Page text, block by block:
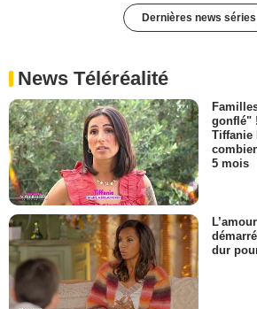
Dernières news séries
News Téléréalité
gonflé"
Tiffanie
5 mois
dur